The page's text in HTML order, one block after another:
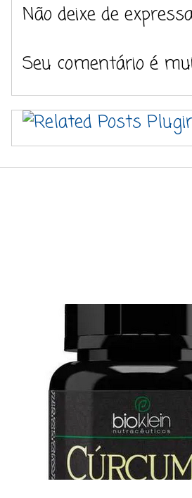
Não deixe de
Seu comentário é